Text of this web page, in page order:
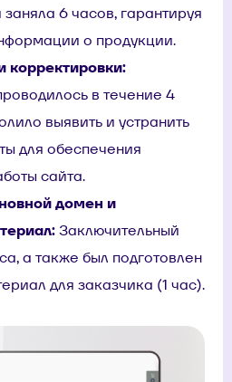
6 часов, гарантируя
о продукции.
корректировки:
в течение 4
выявить и устранить
для обеспечения
сайта.
домен и
Заключительный
а также был подготовлен
для заказчика (1 час).